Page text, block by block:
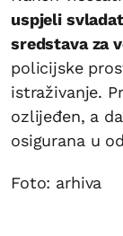
uspjeli
sredstava za
policijske
istraživanje.
ozlijeđen, a
osigurana u
Foto: arhiva